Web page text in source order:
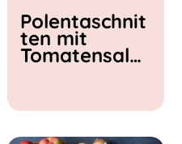
Polentaschnit
ten mit
Tomatensalat